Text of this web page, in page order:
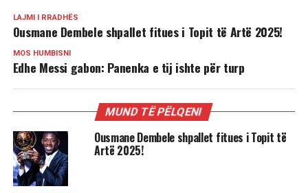
LAJMI I RRADHËS
Ousmane Dembele shpallet fitues i Topit të Artë 2025!
MOS HUMBISNI
Edhe Messi gabon: Panenka e tij ishte për turp
MUND TË PËLQENI
Ousmane Dembele shpallet fitues i Topit të
Artë 2025!